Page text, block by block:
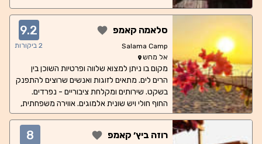
סלאמה קאמפ
Salama Camp
אל מחש
9.2
2 ביקורות
מקום בו ניתן למצוא שלווה ופרטיות השוכן בין
הרים לים. מתאים לזוגות ואנשים שרוצים להתפנק
בשקט. שירותים ומקלחת ציבוריים - נפרדים.
החוף חולי ויש שונית אלמוגים. אווירה משפחתית,
טיולים להרים.
רוזה ביץ׳ קאמפ 8